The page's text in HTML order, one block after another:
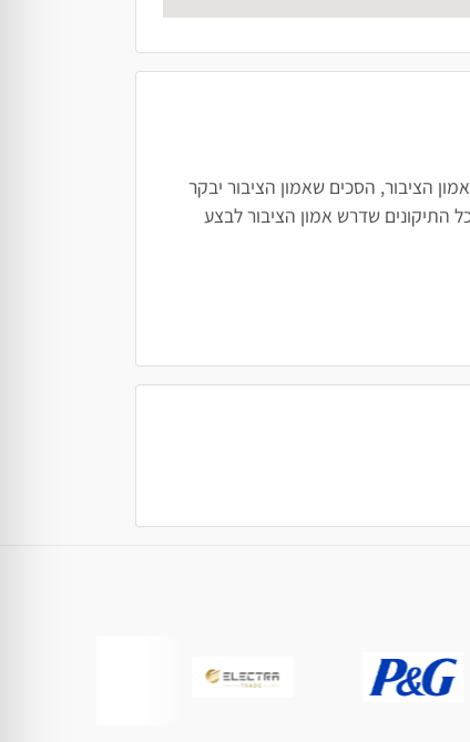
הציבור, הסכים שאמון הציבור יבקר
התיקונים שדרש אמון הציבור לבצע